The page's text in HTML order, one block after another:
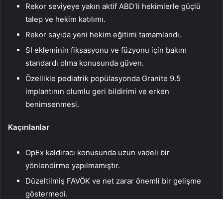
Rekor seviyeye yakın aktif ABD’li hekimlerle güçlü
talep ve hekim katılımı.
Rekor sayıda yeni hekim eğitimi tamamlandı.
SI ekleminin fiksasyonu ve füzyonu için bakım
standardı olma konusunda güven.
Özellikle pediatrik popülasyonda Granite 9.5
implantının olumlu geri bildirimi ve erken
benimsenmesi.
Kaçırılanlar
OpEx kaldıracı konusunda uzun vadeli bir
yönlendirme yapılmamıştır.
Düzeltilmiş FAVÖK ve net zarar önemli bir gelişme
göstermedi.